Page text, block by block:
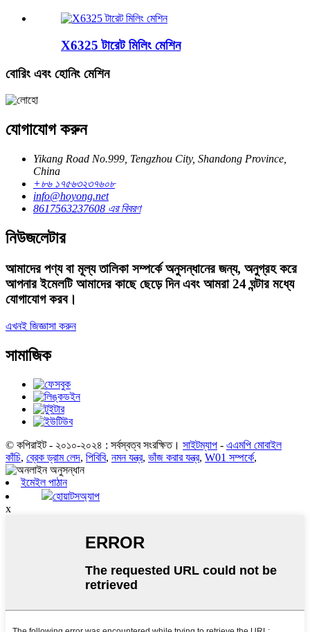
X6325 টারেট মিলিং মেশিন
বোরিং এবং হোনিং মেশিন
যোগাযোগ করুন
Yikang Road No.999, Tengzhou City, Shandong Province,
China
+৮৬ ১৭৫৬৩২৩৭৬০৮
info@hoyong.net
8617563237608 এর বিবরণ
নিউজলেটার
আমাদের পণ্য বা মূল্য তালিকা সম্পর্কে অনুসন্ধানের জন্য, অনুগ্রহ করে
আপনার ইমেলটি আমাদের কাছে ছেড়ে দিন এবং আমরা 24 ঘন্টার মধ্যে
যোগাযোগ করব।
এখনই জিজ্ঞাসা করুন
সামাজিক
© কপিরাইট - ২০১০-২০২৪ : সর্বস্বত্ব সংরক্ষিত। সাইটম্যাপ - এএমপি মোবাইল
কাঁচি, ব্রেক ড্রাম লেদ, পিবিবি, নমন যন্ত্র, ভাঁজ করার যন্ত্র, W01 সম্পর্কে,
ইমেইল পাঠান
হোয়াটসঅ্যাপ
x